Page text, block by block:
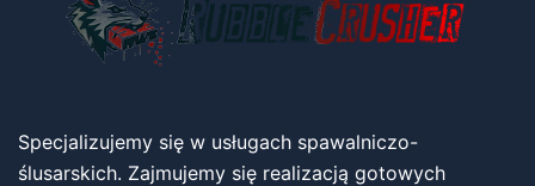
Specjalizujemy się w usługach spawalniczo-
ślusarskich. Zajmujemy się realizacją gotowych